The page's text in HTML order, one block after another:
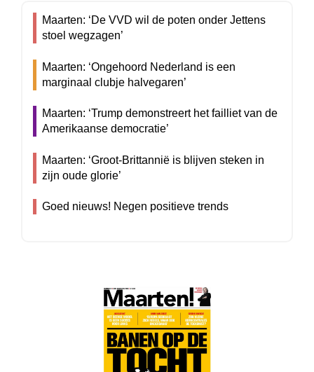
Maarten: ‘De VVD wil de poten onder Jettens
stoel wegzagen’
Maarten: ‘Ongehoord Nederland is een
marginaal clubje halvegaren’
Maarten: ‘Trump demonstreert het failliet van de
Amerikaanse democratie’
Maarten: ‘Groot-Brittannië is blijven steken in
zijn oude glorie’
Goed nieuws! Negen positieve trends